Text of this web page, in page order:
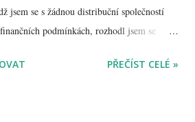
jsem se s žádnou distribuční společností
podmínkách, rozhodl jsem se
která ale nejsou nepřekonatelná: Platit
PŘEČÍST CELÉ »